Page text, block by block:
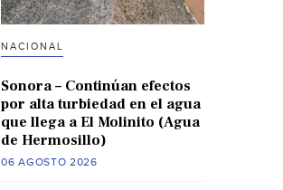
NACIONAL
Sonora – Continúan efectos
por alta turbiedad en el agua
que llega a El Molinito (Agua
de Hermosillo)
06 AGOSTO 2026